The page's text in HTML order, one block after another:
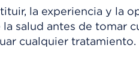
la experiencia y la
salud antes de tomar
cualquier tratamiento.